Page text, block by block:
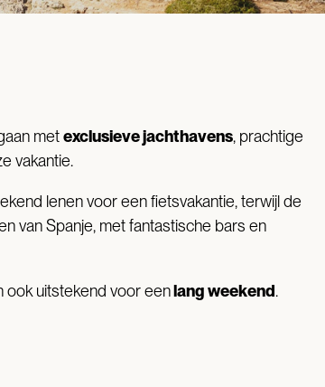
metexclusieve jachthavens, prachtige
vakantie.
lenen voor een fietsvakantie, terwijl de
van Spanje, met fantastische bars en
ook uitstekend voor eenlang weekend.